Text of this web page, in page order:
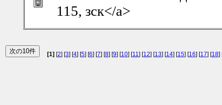
115, зск</a>
[1] [2] [3] [4] [5] [6] [7] [8] [9] [10] [11] [12] [13] [14] [15] [16] [17] [18]